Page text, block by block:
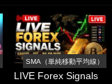
SMA（単純移動平均線）
LIVE Forex Signals